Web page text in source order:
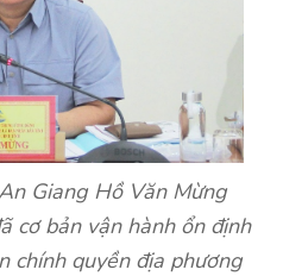
Giang Hồ Văn Mừng
cơ bản vận hành ổn định
chính quyền địa phương